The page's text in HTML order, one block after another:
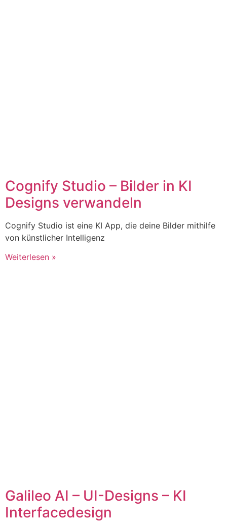
Cognify Studio – Bilder in KI
Designs verwandeln
Cognify Studio ist eine KI App, die deine Bilder mithilfe
von künstlicher Intelligenz
Weiterlesen »
Galileo AI – UI-Designs – KI
Interfacedesign